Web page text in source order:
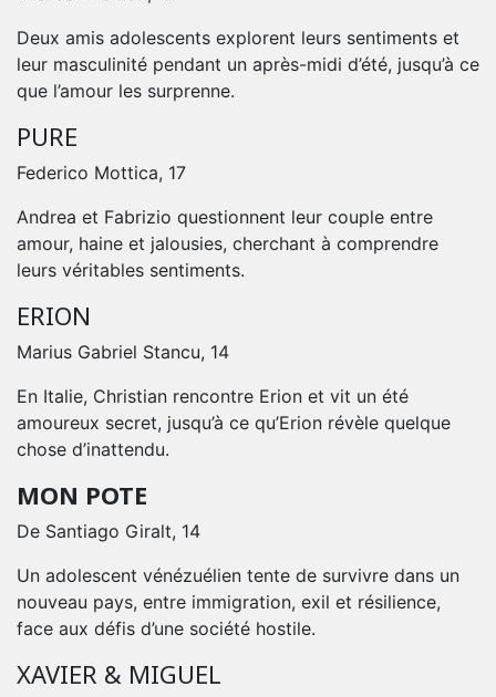
Deux amis adolescents explorent leurs sentiments et
leur masculinité pendant un après-midi d’été, jusqu’à ce
que l’amour les surprenne.
PURE
Federico Mottica, 17
Andrea et Fabrizio questionnent leur couple entre
amour, haine et jalousies, cherchant à comprendre
leurs véritables sentiments.
ERION
Marius Gabriel Stancu, 14
En Italie, Christian rencontre Erion et vit un été
amoureux secret, jusqu’à ce qu’Erion révèle quelque
chose d’inattendu.
MON POTE
De Santiago Giralt, 14
Un adolescent vénézuélien tente de survivre dans un
nouveau pays, entre immigration, exil et résilience,
face aux défis d’une société hostile.
XAVIER & MIGUEL